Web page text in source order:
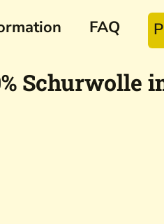
FAQ
Schurwolle